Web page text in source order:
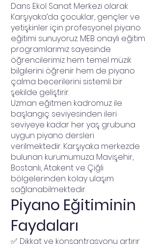
Dans Ekol Sanat Merkezi olarak
Karşıyaka’da çocuklar, gençler ve
yetişkinler için profesyonel piyano
eğitimi sunuyoruz. MEB onaylı eğitim
programlarımız sayesinde
öğrencilerimiz hem temel müzik
bilgilerini öğrenir hem de piyano
çalma becerilerini sistemli bir
şekilde geliştirir.
Uzman eğitmen kadromuz ile
başlangıç seviyesinden ileri
seviyeye kadar her yaş grubuna
uygun piyano dersleri
verilmektedir. Karşıyaka merkezde
bulunan kurumumuza Mavişehir,
Bostanlı, Atakent ve Çiğli
bölgelerinden kolay ulaşım
sağlanabilmektedir.
Piyano Eğitiminin
Faydaları
✅ Dikkat ve konsantrasyonu artırır